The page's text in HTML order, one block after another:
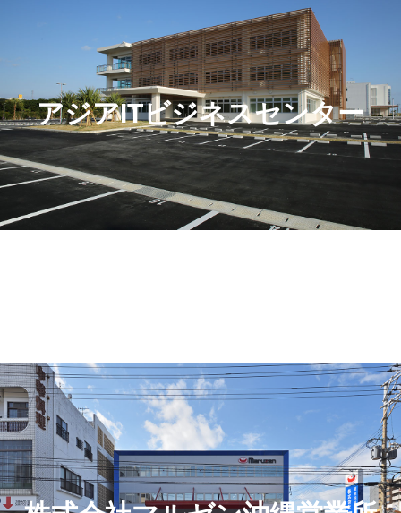
アジアITビジネスセンター